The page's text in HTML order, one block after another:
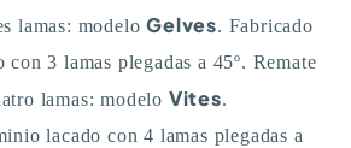
lamas: modeloGelves. Fabricado
3 lamas plegadas a 45º. Remate
lamas: modelo Vites.
lacado con 4 lamas plegadas a